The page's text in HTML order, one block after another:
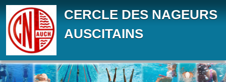
CERCLE DES NAGEURS
AUSCITAINS
Panneau de gestion des cookies